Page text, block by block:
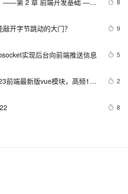
——第 2 章 前端开发基础 ——
8
开字节跳动的大门？ 9
实现后台向前端推送信息 5
前端最新版vue模块，高频17
2
8
和 corepack
开发开发人员下意识的避开方